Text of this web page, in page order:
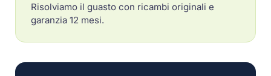
Risolviamo il guasto con ricambi originali e
garanzia 12 mesi.